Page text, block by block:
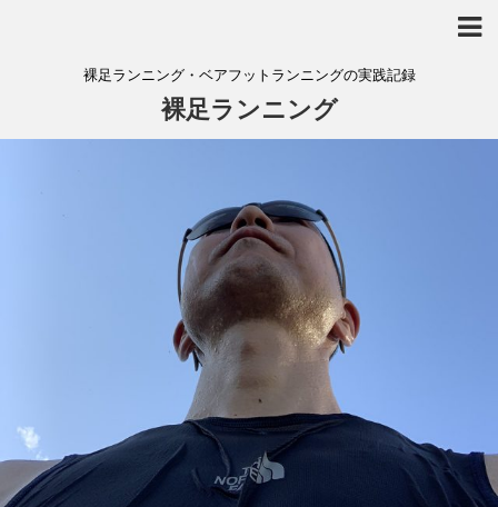
裸足ランニング・ベアフットランニングの実践記録
裸足ランニング